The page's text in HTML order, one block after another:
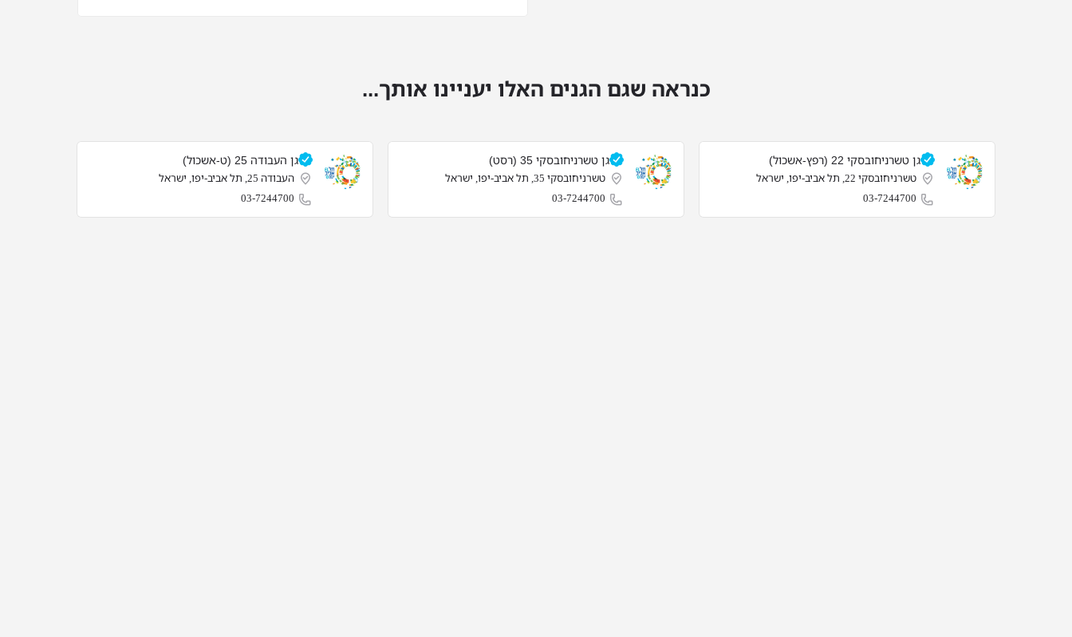
כנראה שגם הגנים האלו יעניינו אותך...
גן טשרניחובסקי 22 (רפץ-אשכול)
טשרניחובסקי 22, תל אביב-יפו, ישראל
03-7244700
גן טשרניחובסקי 35 (רסט)
טשרניחובסקי 35, תל אביב-יפו, ישראל
03-7244700
גן העבודה 25 (ט-אשכול)
העבודה 25, תל אביב-יפו, ישראל
03-7244700